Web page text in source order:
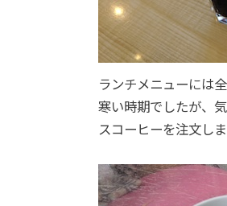
ランチメニューには
寒い時期でしたが、
スコーヒーを注文しま